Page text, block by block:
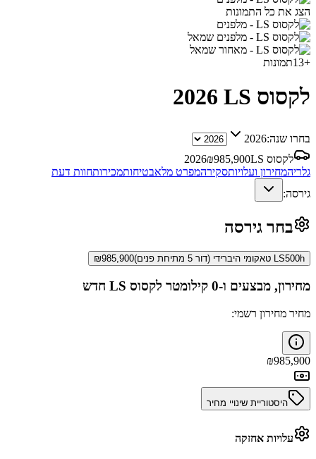
הצג את כל התמונות
+
13תמונות
לקסוס LS 2026
בחרו שנה:2026
לקסוס LS
2026₪985,900
גלריהמחירון ועלויותסקירהמפרט מלאבטיחותמכירותחוות דעת
גירסה:
בחר גירסה
LS500h טאקומי היברידי (דור 5 מתיחת פנים) ₪985,900
מחירון, מבצעים ו-0 קילומטר לקסוס LS חדש
מחיר מחירון רשמי:
₪985,900
היסטוריית שינויי מחיר
עלויות אחזקה